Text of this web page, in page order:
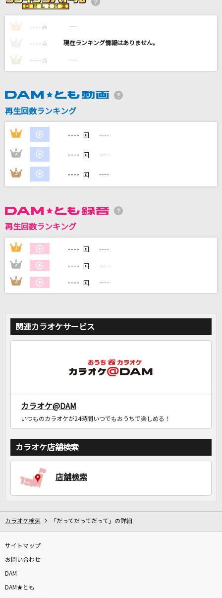
コブクロ
ヒビカセ
IRIS OUT(ビデオクリップバージョン)
Da-iCE
カラオケ最新情報をチェック！
1 ---- 点 ----
---- 点 ----
3 ---- 点 ----
再生回数ランキング
1 ---- 回 ----
2 ---- 回 ----
3 ---- 回 ----
再生回数ランキング
1 ---- 回 ----
2 ---- 回 ----
3 ---- 回 ----
関連カラオケサービス
カラオケ@DAM
いつものカラオケが24時間いつでもおうちで楽しめる！
カラオケ店舗検索
店舗検索
カラオケ検索 「だってだってだって」の詳細
サイトマップ
お問い合わせ
DAM
DAM★とも